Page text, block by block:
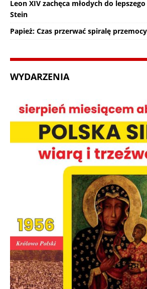
Leon XIV zachęca młodych do
Stein
Papież: Czas przerwać spiralę przemocy
WYDARZENIA